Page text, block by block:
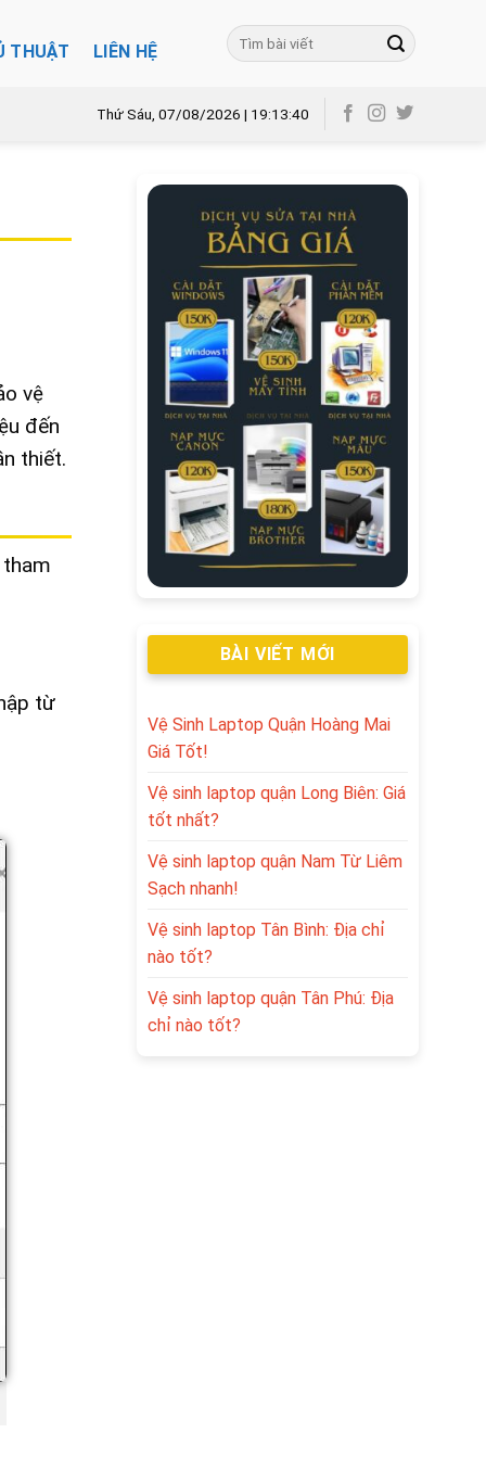
THUẬT LIÊN HỆ
Thứ Sáu, 07/08/2026 | 19:13:41
vệ
đến
thiết.
từ
BÀI VIẾT MỚI
Vệ Sinh Laptop Quận Hoàng Mai
Giá Tốt!
Vệ sinh laptop quận Long Biên: Giá
tốt nhất?
Vệ sinh laptop quận Nam Từ Liêm
Sạch nhanh!
Vệ sinh laptop Tân Bình: Địa chỉ
nào tốt?
Vệ sinh laptop quận Tân Phú: Địa
chỉ nào tốt?